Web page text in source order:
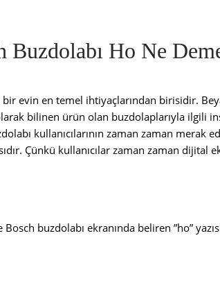
Buzdolabı Ho Ne
bir evin en temel ihtiyaçlarından birisidir.
bilinen ürün olan buzdolaplarıyla ilgili
kullanıcılarının zaman zaman merak
Çünkü kullanıcılar zaman zaman dijital
buzdolabı ekranında beliren ”ho”